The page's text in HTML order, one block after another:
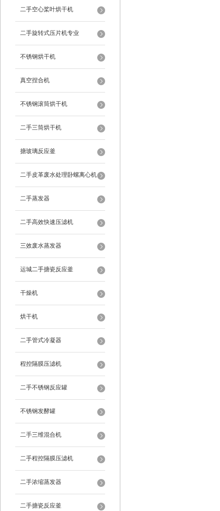
二手空心桨叶烘干机
二手旋转式压片机专业
不锈钢烘干机
真空捏合机
不锈钢滚筒烘干机
二手三筒烘干机
搪玻璃反应釜
二手皮革废水处理卧螺离心机
二手蒸发器
二手高效快速压滤机
三效废水蒸发器
运城二手搪瓷反应釜
干燥机
烘干机
二手管式冷凝器
程控隔膜压滤机
二手不锈钢反应罐
不锈钢发酵罐
二手三维混合机
二手程控隔膜压滤机
二手浓缩蒸发器
二手搪瓷反应釜